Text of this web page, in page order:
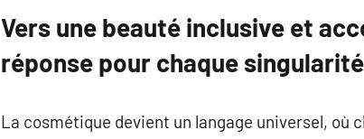
Vers une beauté inclusive et
réponse pour chaque singularité
La cosmétique devient un langage universel,